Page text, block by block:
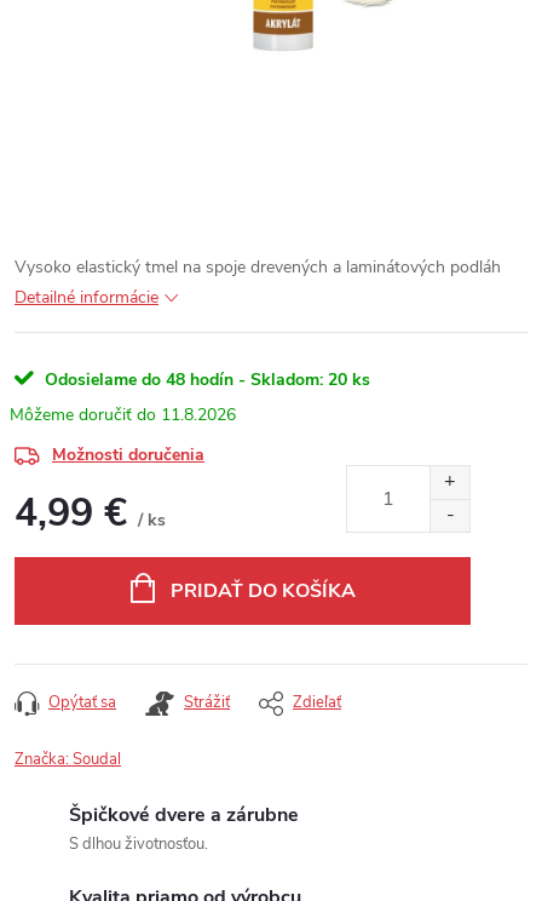
Vysoko elastický tmel na spoje drevených a laminátových podláh
Detailné informácie
Odosielame do 48 hodín - Skladom: 20 ks
11.8.2026
Možnosti doručenia
4,99 € / ks
PRIDAŤ DO KOŠÍKA
Opýtať sa Strážiť Zdieľať
Značka:Soudal
Špičkové dvere a zárubne
S dlhou životnosťou.